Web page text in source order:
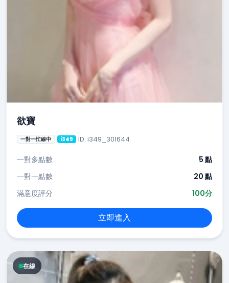
欲寶
一對一忙線中 i349 ID: i349_301644
一對多點數
5 點
一對一點數
20 點
滿意度評分
100分
立即進入
在線